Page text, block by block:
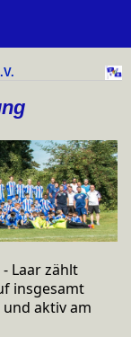
Laar zählt
insgesamt
und aktiv am